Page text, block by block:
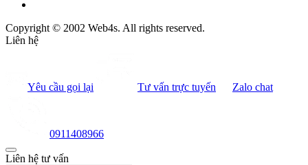
Copyright © 2002 Web4s. All rights reserved.
Liên hệ
Yêu cầu gọi lại Tư vấn trực tuyến Zalo chat
0911408966
Liên hệ tư vấn